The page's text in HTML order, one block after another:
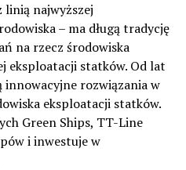
linią najwyższej
– ma długą tradycję
na rzecz środowiska
eksploatacji statków. Od lat
rozwiązania w
eksploatacji statków.
Green Ships, TT-Line
i inwestuje w